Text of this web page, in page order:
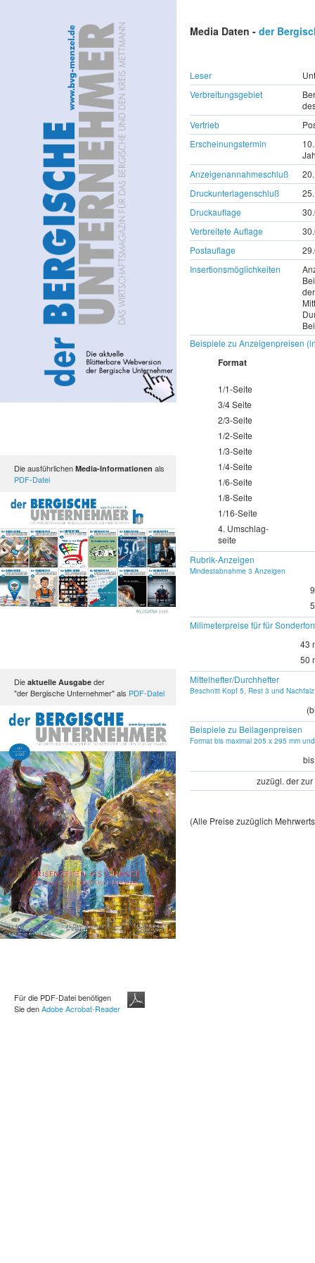
Die ausführlichen Media-Informationen als
PDF-Datei
Die aktuelle Ausgabe der
"der Bergische Unternehmer" als PDF-Datei
Für die PDF-Datei benötigen
Sie denAdobe Acrobat-Reader
Media Daten - der
Leser
Verbreitungsgebiet
Vertrieb
Erscheinungstermin
Anzeigenannahmeschluß
Druckunterlagenschluß
Druckauflage
Verbreitete Auflage
Postauflage
Insertionsmöglichkeiten
Beispiele zu Anzeigenpreisen
Format
1/1-Seite
3/4 Seite
2/3-Seite
1/2-Seite
1/3-Seite
1/4-Seite
1/6-Seite
1/8-Seite
1/16-Seite
4. Umschlag-
seite
Rubrik-Anzeigen
Mindestabnahme 3 Anzeigen
Milimeterpreise für für
43
50
Mittelhefter/Durchhefter
Beschnitt Kopf 5, Rest 3 und
Beispiele zu Beilagenpreisen
Format bis maximal 205 x 295 mm
zuzügl. der
(Alle Preise zuzüglich